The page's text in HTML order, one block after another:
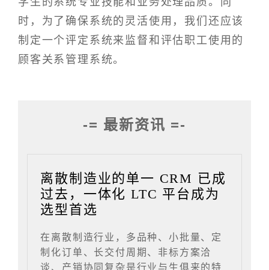
时，为了确保系统的灵活使用，我们还应该
制定一个评定系统来监督和评估职工使用的
顾客关系管理系统。
-= 最新资讯 =-
离散制造业的单一 CRM 已成
过去，一体化 LTC 平台成为
选型首选
在离散制造行业，多品种、小批量、定
制化订单、长交付周期、非标方案洽
谈、产销协同复杂是行业与生俱来的特